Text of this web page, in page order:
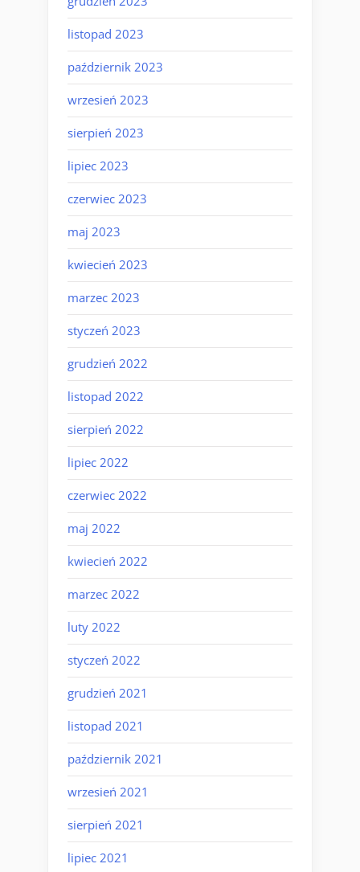
listopad 2023
październik 2023
wrzesień 2023
sierpień 2023
lipiec 2023
czerwiec 2023
maj 2023
kwiecień 2023
marzec 2023
styczeń 2023
grudzień 2022
listopad 2022
sierpień 2022
lipiec 2022
czerwiec 2022
maj 2022
kwiecień 2022
marzec 2022
luty 2022
styczeń 2022
grudzień 2021
listopad 2021
październik 2021
wrzesień 2021
sierpień 2021
lipiec 2021